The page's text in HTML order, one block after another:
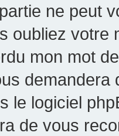
ne peut
oubliez votre
mon mot
demandera
le logiciel
de vous